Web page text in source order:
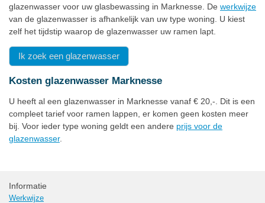
glazenwasser voor uw glasbewassing in Marknesse. De werkwijze
van de glazenwasser is afhankelijk van uw type woning. U kiest
zelf het tijdstip waarop de glazenwasser uw ramen lapt.
Ik zoek een glazenwasser
Kosten glazenwasser Marknesse
U heeft al een glazenwasser in Marknesse vanaf € 20,-. Dit is een
compleet tarief voor ramen lappen, er komen geen kosten meer
bij. Voor ieder type woning geldt een andere prijs voor de
glazenwasser.
Informatie
Werkwijze